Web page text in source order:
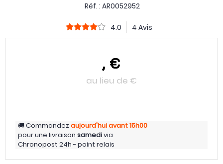
Réf. : AR0052952
4.0 4 Avis
, €
au lieu de €
Commandezaujourd'huiavant 15h00
pour une livraison samedivia
Chronopost 24h - point relais